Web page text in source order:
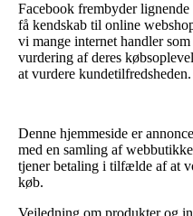
Facebook frembyder
få kendskab til online
vi mange internet handler
vurdering af deres
at vurdere kundetilfredsheden.
Denne hjemmeside er
med en samling af
tjener betaling i tilfælde af at
køb.